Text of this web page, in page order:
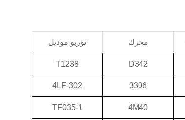
محرك توربو موديل
D342
T1238
3306
4LF-302
4M40
TF035-1